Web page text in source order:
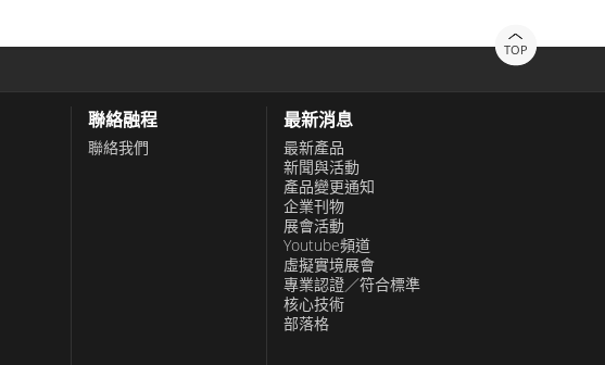
TOP
聯絡融程
聯絡我們
最新消息
最新產品
新聞與活動
產品變更通知
企業刊物
展會活動
Youtube頻道
虛擬實境展會
專業認證／符合標準
核心技術
部落格